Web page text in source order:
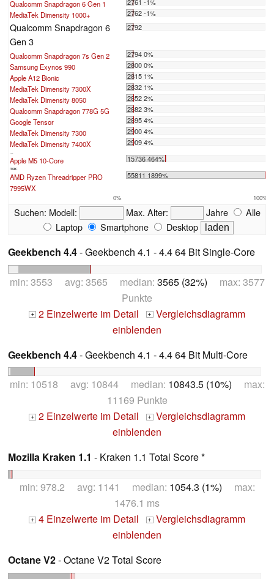
Qualcomm Snapdragon 6 Gen 1
MediaTek Dimensity 1000+
2762 -1%
Qualcomm Snapdragon 6
Gen 3
2792
Qualcomm Snapdragon 7s Gen 2
2794 0%
Samsung Exynos 990
2800 0%
Apple A12 Bionic
2815 1%
MediaTek Dimensity 7300X
2832 1%
MediaTek Dimensity 8050
2852 2%
Qualcomm Snapdragon 778G 5G
2882 3%
Google Tensor
2895 4%
MediaTek Dimensity 7300
2900 4%
MediaTek Dimensity 7400X
2909 4%
Apple M5 10-Core 15736 464%
max:
AMD Ryzen Threadripper PRO
7995WX
55811 1899%
0% 100%
Suchen: Modell: Max. Alter: Jahre
Alle
Laptop
Smartphone Desktop
Geekbench 4.4- Geekbench 4.1 - 4.4 64 Bit Single-Core
min: 3553 avg: 3565 median: 3565 (32%) max: 3577
Punkte
+ 2 Einzelwerte im Detail + Vergleichsdiagramm
einblenden
Geekbench 4.4- Geekbench 4.1 - 4.4 64 Bit Multi-Core
min: 10518 avg: 10844 median: 10843.5 (10%) max:
11169 Punkte
+ 2 Einzelwerte im Detail + Vergleichsdiagramm
einblenden
Mozilla Kraken 1.1 - Kraken 1.1 Total Score *
min: 978.2 avg: 1141 median: 1054.3 (1%) max:
1476.1 ms
+ 4 Einzelwerte im Detail + Vergleichsdiagramm
einblenden
Octane V2- Octane V2 Total Score